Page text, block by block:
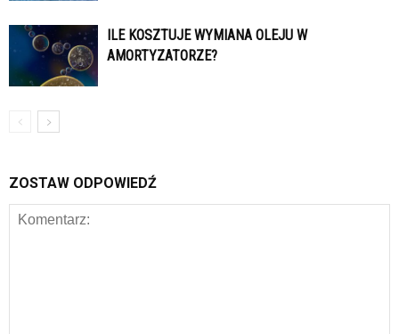
ILE KOSZTUJE WYMIANA OLEJU W
AMORTYZATORZE?
ZOSTAW ODPOWIEDŹ